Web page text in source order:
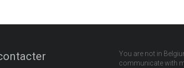
You are not in
communicate with